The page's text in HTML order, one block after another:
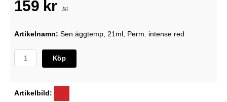
159 kr /st
Artikelnamn: Sen.äggtemp, 21ml, Perm. intense red
Köp
Artikelbild: